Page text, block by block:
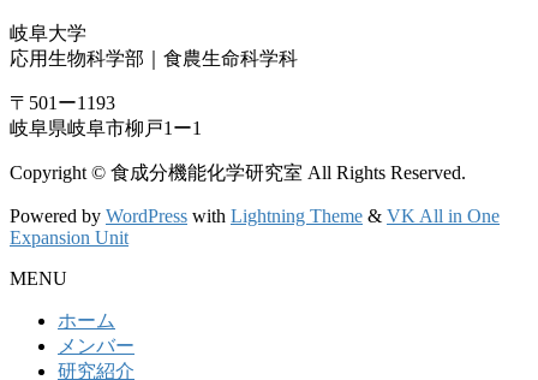
岐阜大学
応用生物科学部｜食農生命科学科
〒501ー1193
岐阜県岐阜市柳戸1ー1
Copyright © 食成分機能化学研究室 All Rights Reserved.
Powered by WordPress with Lightning Theme & VK All in One
Expansion Unit
MENU
ホーム
メンバー
研究紹介